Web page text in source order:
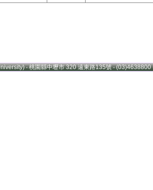
‧ 桃園縣中壢市 320 遠東路135號 ‧ (03)4638800